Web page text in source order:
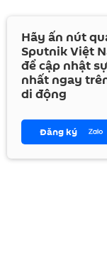
Hãy ấn nút
Sputnik Việt
để cập nhật
nhất ngay
di động
Đăng ký